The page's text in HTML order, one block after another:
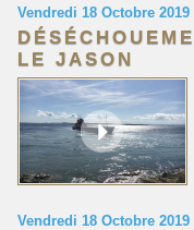
Vendredi 18 Octobre 2019
LE JASON
Vendredi 18 Octobre 2019